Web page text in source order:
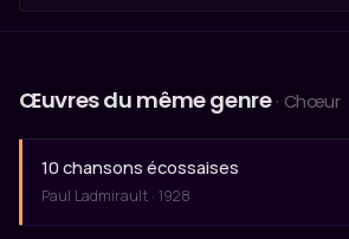
Œuvres du même genre · Chœur
10 chansons écossaises
Paul Ladmirault · 1928